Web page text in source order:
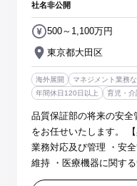
社名非公開
東京都大田区
500～1,100万円
海外展開 マネジメント業務な
年間休日120日以上
育児・介
品質保証部の将来の安
をお任せいたします。 【具体的に】 ・GVP省令に基づいた
業務対応及び管理 ・安
維持 ・医療機器に関す
討、評価 ・安全措置の